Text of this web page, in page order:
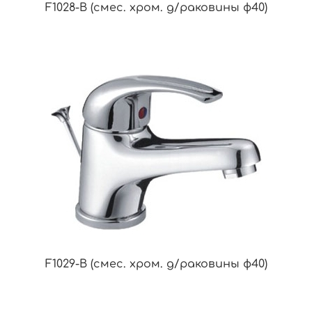
F1028-B (смес. хром. д/раковины ф40)
F1029-B (смес. хром. д/раковины ф40)